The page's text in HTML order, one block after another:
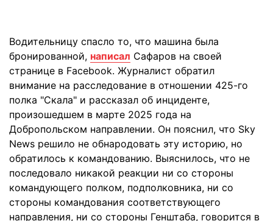
Водительницу спасло то, что машина была
бронированной, написал Сафаров на своей
странице в Facebook. Журналист обратил
внимание на расследование в отношении 425-го
полка "Скала" и рассказал об инциденте,
произошедшем в марте 2025 года на
Добропольском направлении. Он пояснил, что Sky
News решило не обнародовать эту историю, но
обратилось к командованию. Выяснилось, что не
последовало никакой реакции ни со стороны
командующего полком, подполковника, ни со
стороны командования соответствующего
направления, ни со стороны Генштаба, говорится в